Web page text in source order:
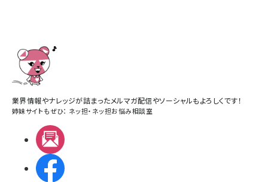
業界情報やナレッジが詰まったメルマガ配信やソーシャルもよろしくです！
姉妹サイトもぜひ： ネッ担・ ネッ担お悩み相談室